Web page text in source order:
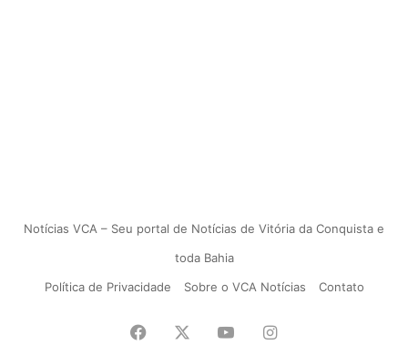
Notícias VCA – Seu portal de Notícias de Vitória da Conquista e
toda Bahia
Política de Privacidade
Sobre o VCA Notícias Contato
Facebook YouTubeInstagram